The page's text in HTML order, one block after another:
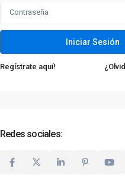
Iniciar Sesión
Regístrate aquí!
Redes sociales: